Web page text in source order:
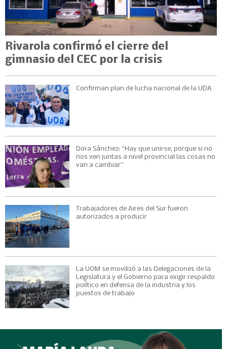
Rivarola confirmó el cierre del
gimnasio del CEC por la crisis
Confirman plan de lucha nacional de la UDA
Dora Sánchez: “Hay que unirse, porque si no
nos ven juntas a nivel provincial las cosas no
van a cambiar”
Trabajadores de Aires del Sur fueron
autorizados a producir
La UOM se movilizó a las Delegaciones de la
Legislatura y el Gobierno para exigir respaldo
político en defensa de la industria y los
puestos de trabajo